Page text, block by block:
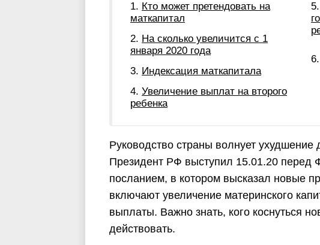
Кто может претендовать на
маткапитал
На сколько увеличится с 1
января 2020 года
Индексация маткапитала
Увеличение выплат на второго
ребенка
Руководство страны волнует ухудшение
Президент РФ выступил 15.01.20 перед
посланием, в котором высказал новые
включают увеличение материнского
выплаты. Важно знать, кого коснуться
действовать.